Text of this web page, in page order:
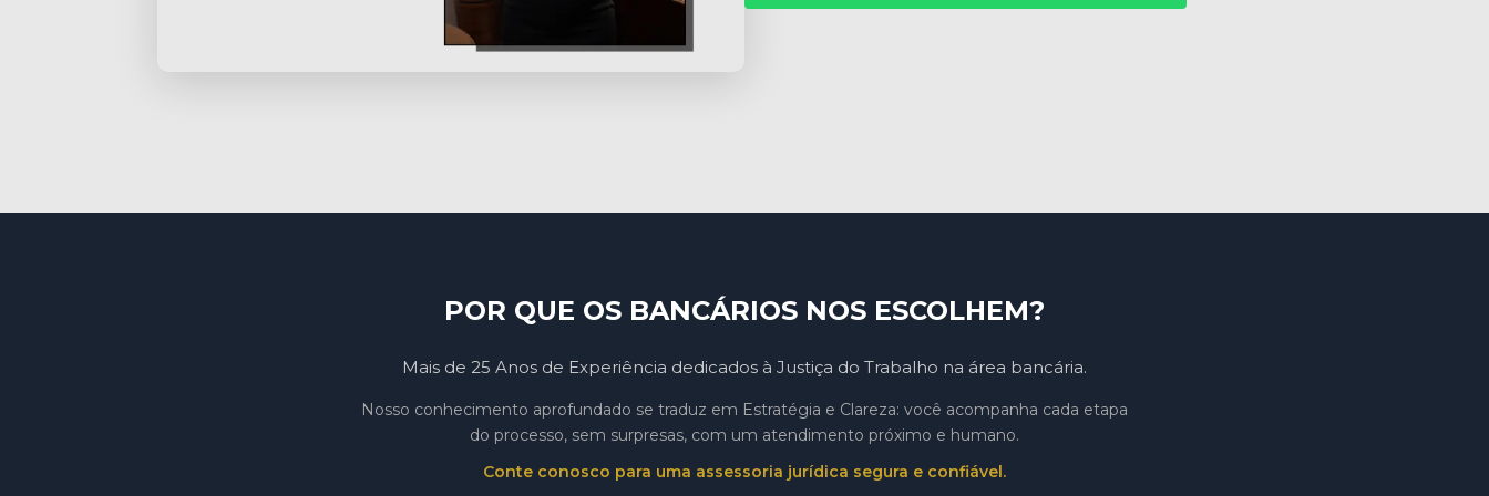
POR QUE OS BANCÁRIOS NOS ESCOLHEM?
Mais de 25 Anos de Experiência dedicados à Justiça do Trabalho na área bancária.
Nosso conhecimento aprofundado se traduz em Estratégia e Clareza: você acompanha cada etapa
do processo, sem surpresas, com um atendimento próximo e humano.
Conte conosco para uma assessoria jurídica segura e confiável.